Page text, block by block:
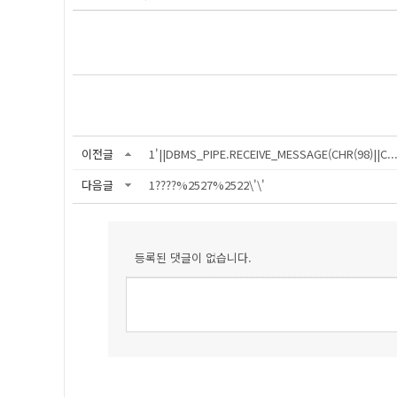
이전글
1'||DBMS_PIPE.RECEIVE_MESSAGE(CHR(98)||C...
다음글
1????%2527%2522\'\'
등록된 댓글이 없습니다.